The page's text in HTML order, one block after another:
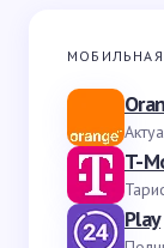
МОБИЛЬНАЯ
T-
Play